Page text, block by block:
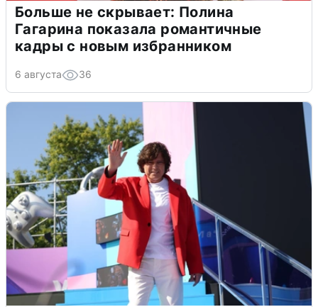
Больше не скрывает: Полина
Гагарина показала романтичные
кадры с новым избранником
6 августа 36